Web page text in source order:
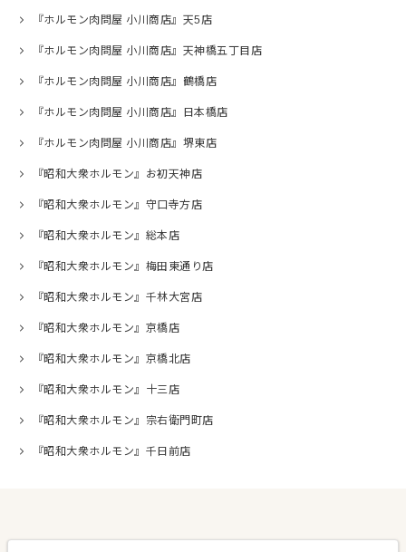
『ホルモン肉問屋 小川商店』天5店
『ホルモン肉問屋 小川商店』天神橋五丁目店
『ホルモン肉問屋 小川商店』鶴橋店
『ホルモン肉問屋 小川商店』日本橋店
『ホルモン肉問屋 小川商店』堺東店
『昭和大衆ホルモン』お初天神店
『昭和大衆ホルモン』守口寺方店
『昭和大衆ホルモン』総本店
『昭和大衆ホルモン』梅田東通り店
『昭和大衆ホルモン』千林大宮店
『昭和大衆ホルモン』京橋店
『昭和大衆ホルモン』京橋北店
『昭和大衆ホルモン』十三店
『昭和大衆ホルモン』宗右衛門町店
『昭和大衆ホルモン』千日前店